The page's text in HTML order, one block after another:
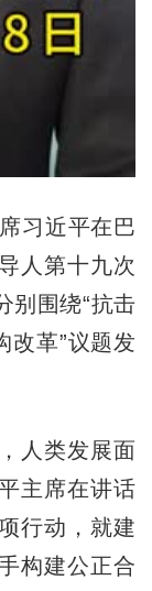
习近平在巴
人第十九次
别围绕“抗击
改革”议题发
人类发展面
主席在讲话
行动，就建
构建公正合